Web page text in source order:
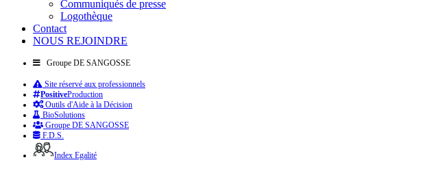
Communiqués de presse
Logothèque
Contact
NOUS REJOINDRE
Groupe DE SANGOSSE
Site réservé aux professionnels
PositiveProduction
Outils d'Aide à la Décision
BioSolutions
Groupe DE SANGOSSE
F.D.S.
Index Egalité